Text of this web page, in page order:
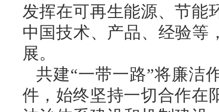
发挥在可再生能源、节能
中国技术、产品、经验等
展。
共建“一带一路”将廉洁
件，始终坚持一切合作在